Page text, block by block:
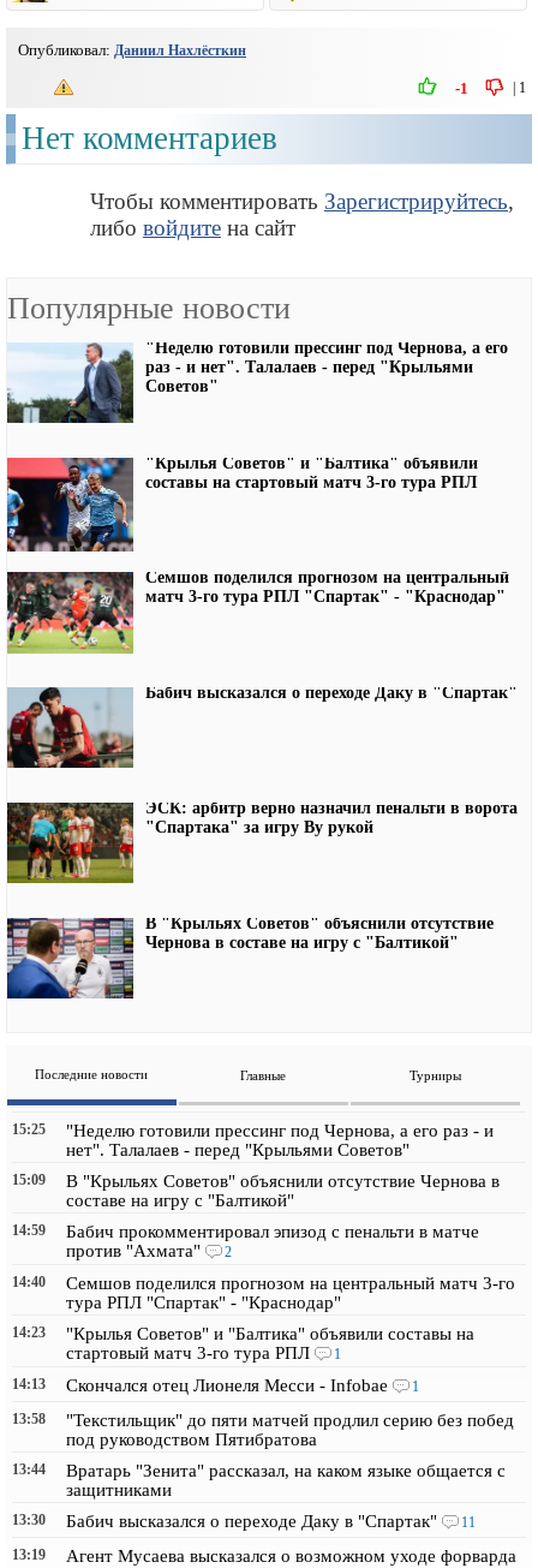
Опубликовал: Даниил Нахлёсткин
1
-1
Нет комментариев
Чтобы комментировать Зарегистрируйтесь,
либо войдите на сайт
Популярные новости
"Неделю готовили прессинг под Чернова, а его
раз - и нет". Талалаев - перед "Крыльями
Советов"
"Крылья Советов" и "Балтика" объявили
составы на стартовый матч 3-го тура РПЛ
Семшов поделился прогнозом на центральный
матч 3-го тура РПЛ "Спартак" - "Краснодар"
Бабич высказался о переходе Даку в "Спартак"
ЭСК: арбитр верно назначил пенальти в ворота
"Спартака" за игру Ву рукой
В "Крыльях Советов" объяснили отсутствие
Чернова в составе на игру с "Балтикой"
Последние новости Главные Турниры
15:25
"Неделю готовили прессинг под Чернова, а его раз - и
нет". Талалаев - перед "Крыльями Советов"
15:09
В "Крыльях Советов" объяснили отсутствие Чернова в
составе на игру с "Балтикой"
14:59
Бабич прокомментировал эпизод с пенальти в матче
против "Ахмата"
2
14:40
Семшов поделился прогнозом на центральный матч 3-го
тура РПЛ "Спартак" - "Краснодар"
14:23
"Крылья Советов" и "Балтика" объявили составы на
стартовый матч 3-го тура РПЛ
1
14:13
Скончался отец Лионеля Месси - Infobae
1
13:58
"Текстильщик" до пяти матчей продлил серию без побед
под руководством Пятибратова
13:44
Вратарь "Зенита" рассказал, на каком языке общается с
защитниками
13:30 Бабич высказался о переходе Даку в "Спартак"
11
13:19
Агент Мусаева высказался о возможном уходе форварда